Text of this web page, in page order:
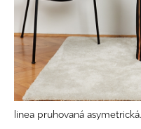
linea pruhovaná asymetrická...